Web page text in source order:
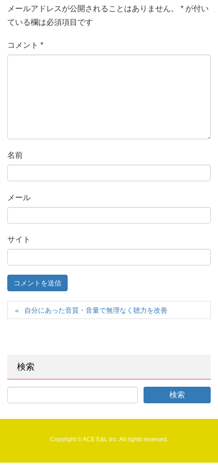
メールアドレスが公開されることはありません。 * が付い
ている欄は必須項目です
コメント *
名前
メール
サイト
自分にあった音質・音量で無理なく聴力を改善
検索
Copyright © ACE E&L Inc. All rights reserved.